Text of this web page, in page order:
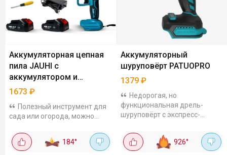
Аккумуляторная цепная
пила JAUHI с
аккумулятором и
зарядником
1673 ₽
Полезный инструмент для
сада или огорода, можно
или заготовить дрова для
мангала. Стоит всего 1673
184°
Аккумуляторный
шуруповёрт PATUOPRO
1379 ₽
Недорогая, но
функциональная дрель-
шуруповёрт с экспресс-
тысяч заказов и хорошие
отзывы, так что брать можно
смело. Это дрель без...
926°